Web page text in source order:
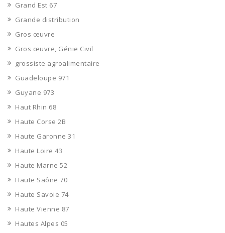
Grand Est 67
Grande distribution
Gros œuvre
Gros œuvre, Génie Civil
grossiste agroalimentaire
Guadeloupe 971
Guyane 973
Haut Rhin 68
Haute Corse 2B
Haute Garonne 31
Haute Loire 43
Haute Marne 52
Haute Saône 70
Haute Savoie 74
Haute Vienne 87
Hautes Alpes 05